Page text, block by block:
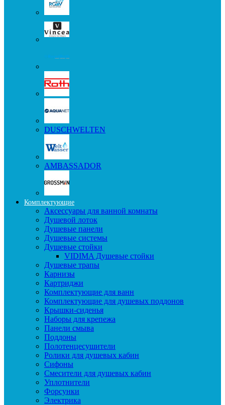
DUSCHWELTEN
AMBASSADOR
Комплектующие
Аксессуары для ванной комнаты
Душевой лоток
Душевые панели
Душевые системы
Душевые стойки
VIDIMA Душевые стойки
Душевые трапы
Карнизы
Картриджи
Комплектующие для ванн
Комплектующие для душевых поддонов
Крышки-сиденья
Наборы для крепежа
Панели смыва
Поддоны
Полотенцесушители
Ролики для душевых кабин
Сифоны
Смесители для душевых кабин
Уплотнители
Форсунки
Электрика